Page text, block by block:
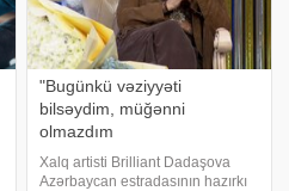
"Bugünkü vəziyyəti
bilsəydim, müğənni
olmazdım
Xalq artisti Brilliant Dadaşova
Azərbaycan estradasının hazırkı